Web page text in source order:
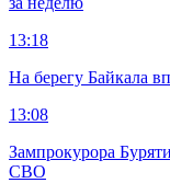
13:18
На берегу Байкала
13:08
Зампрокурора
СВО